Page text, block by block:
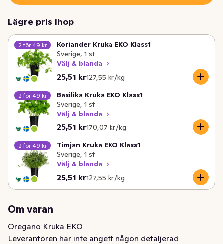
Lägre pris ihop
2 för 49 kr
Koriander Kruka EKO Klass1
Sverige, 1 st
Välj & blanda
25,51 kr
Nuvarande pris är: 25,51 kr
127,55 kr /kg
Styckpris: 127,55 kr /kg
2 för 49 kr
Basilika Kruka EKO Klass1
Sverige, 1 st
Välj & blanda
25,51 kr
Nuvarande pris är: 25,51 kr
170,07 kr /kg
Styckpris: 170,07 kr /kg
2 för 49 kr
Timjan Kruka EKO Klass1
Sverige, 1 st
Välj & blanda
25,51 kr
Nuvarande pris är: 25,51 kr
127,55 kr /kg
Styckpris: 127,55 kr /kg
Om varan
Oregano Kruka EKO
Leverantören har inte angett någon detaljerad